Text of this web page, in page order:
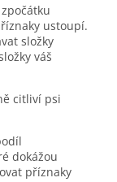
ustoupí.
složky
váš
citliví psi
dokážou
příznaky